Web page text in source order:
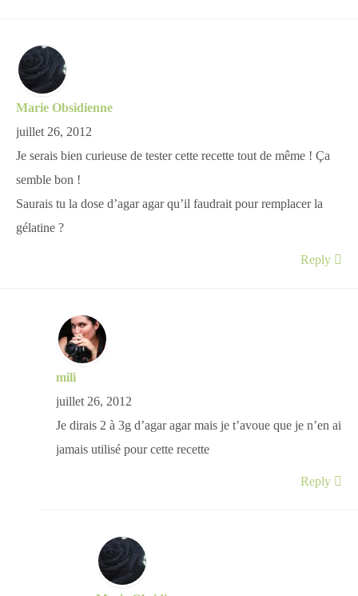
Marie Obsidienne
juillet 26, 2012
Je serais bien curieuse de tester cette recette tout de même ! Ça
semble bon !
Saurais tu la dose d’agar agar qu’il faudrait pour remplacer la
gélatine ?
Reply
mili
juillet 26, 2012
Je dirais 2 à 3g d’agar agar mais je t’avoue que je n’en ai
jamais utilisé pour cette recette
Reply